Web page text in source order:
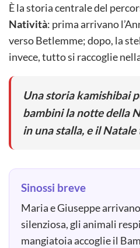
È la storia centrale del
Natività: prima arrivano
verso Betlemme; dopo, la
invece, tutto si raccoglie
Una storia kamishibai
bambini la notte della
in una stalla, e il
Sinossi breve
Maria e Giuseppe
silenziosa, gli animali
mangiatoia accoglie il